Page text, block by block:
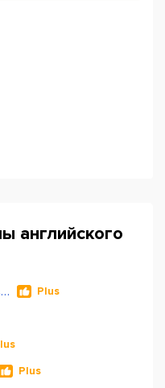
английского
My English by Business Language Plus
Plus